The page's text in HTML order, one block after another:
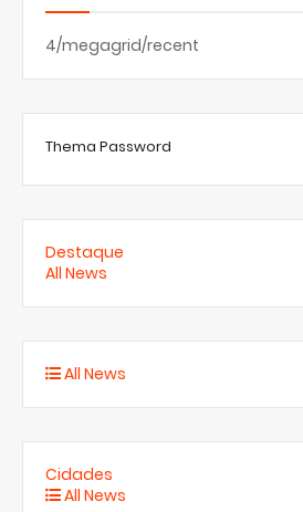
4/megagrid/recent
Thema Password
Destaque
All News
All News
Cidades
All News